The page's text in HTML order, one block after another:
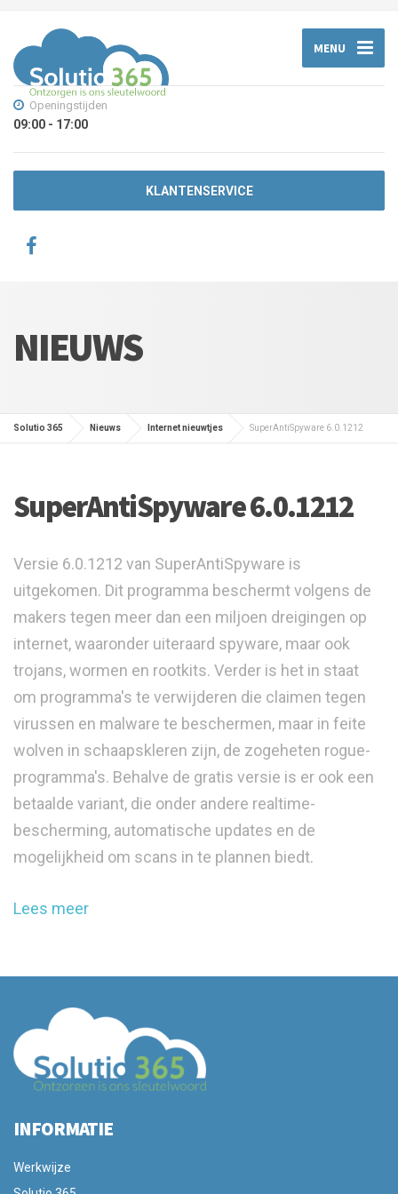
MENU
Openingstijden
09:00 - 17:00
KLANTENSERVICE
NIEUWS
Solutio 365 Nieuws Internet nieuwtjes SuperAntiSpyware 6.0.1212
SuperAntiSpyware 6.0.1212
Versie 6.0.1212 van SuperAntiSpyware is
uitgekomen. Dit programma beschermt volgens de
makers tegen meer dan een miljoen dreigingen op
internet, waaronder uiteraard spyware, maar ook
trojans, wormen en rootkits. Verder is het in staat
om programma's te verwijderen die claimen tegen
virussen en malware te beschermen, maar in feite
wolven in schaapskleren zijn, de zogeheten rogue-
programma's. Behalve de gratis versie is er ook een
betaalde variant, die onder andere realtime-
bescherming, automatische updates en de
mogelijkheid om scans in te plannen biedt.
Lees meer
INFORMATIE
Werkwijze